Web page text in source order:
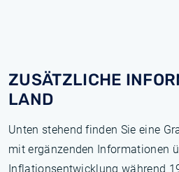
ZUSÄTZLICHE
LAND
Unten stehend finden Sie eine
mit ergänzenden Informationen
Inflationsentwicklung während